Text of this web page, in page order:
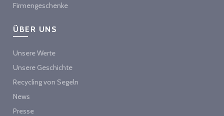
Firmengeschenke
ÜBER UNS
Unsere Werte
Unsere Geschichte
Recycling von Segeln
News
Presse